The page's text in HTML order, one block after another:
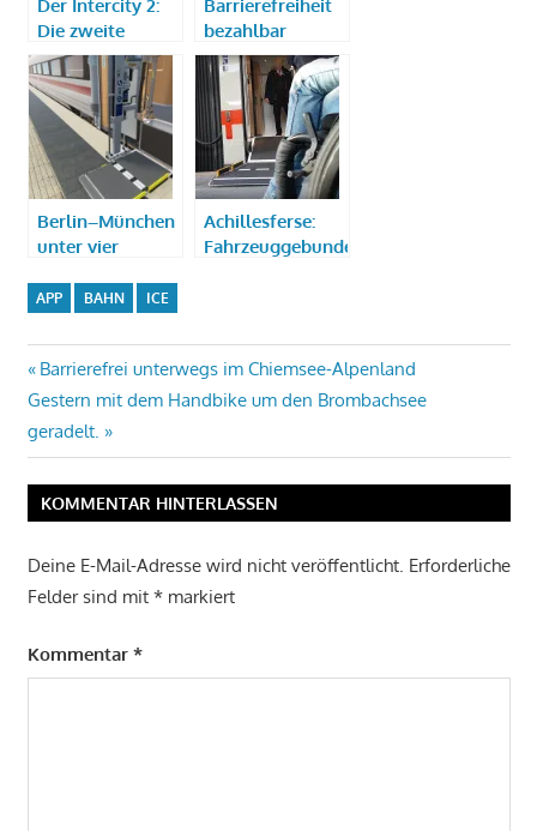
Der Intercity 2:
Die zweite
Generation
Barrierefreiheit
bezahlbar
machen –
Vorschläge
einbringen
Berlin–München
unter vier
Bahn
Achillesferse:
Fahrzeuggebundener
APP BAHN ICE
Beitragsnavigation
Vorheriger
Beitrag:
Barrierefrei unterwegs im Chiemsee-Alpenland
Nächster
Beitrag:
Gestern mit dem Handbike um den Brombachsee
geradelt.
KOMMENTAR HINTERLASSEN
Deine E-Mail-Adresse wird nicht veröffentlicht. Erforderliche
Felder sind mit *markiert
Kommentar *